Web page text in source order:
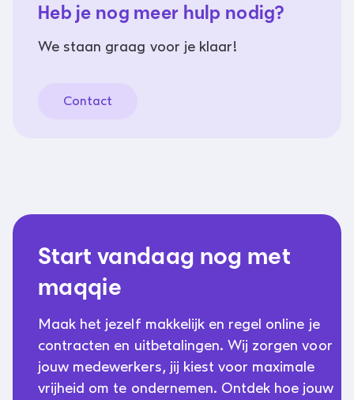
Heb je nog meer hulp nodig?
We staan graag voor je klaar!
Contact
Start vandaag nog met
maqqie
Maak het jezelf makkelijk en regel online je
contracten en uitbetalingen. Wij zorgen voor
jouw medewerkers, jij kiest voor maximale
vrijheid om te ondernemen. Ontdek hoe jouw